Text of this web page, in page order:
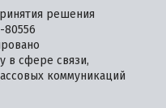
решения
в сфере связи,
коммуникаций